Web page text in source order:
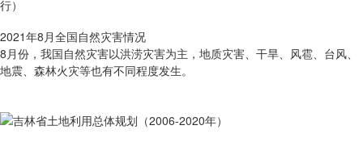
2021年8月全国自然灾害情况
8月份，我国自然灾害以洪涝灾害为主，地质灾害、干旱、风雹、台风、
地震、森林火灾等也有不同程度发生。